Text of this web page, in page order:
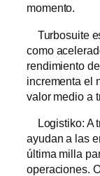
momento.
Turbosuite
como
rendimiento
incrementa el
valor medio a
Logistiko: A
ayudan a las
última milla
operaciones.